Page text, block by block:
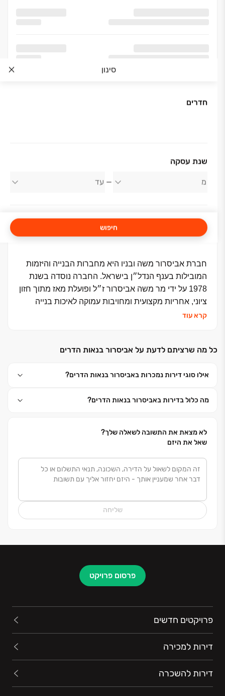
סינון
חדרים
שנת עסקה
חיפוש
אודות החברה
אביסרור משה ובניו
חברת אביסרור משה ובניו היא מחברות הבנייה והיזמות
המובילות בענף הנדל״ן בישראל. החברה נוסדה בשנת
1978 על ידי מר משה אביסרור ז״ל ופועלת מאז מתוך חזון
ציוני, אחריות מקצועית ומחויבות עמוקה לאיכות בנייה
בלתי מתפשרת.
פרויקטי מגורים, התחדשות עירונית, "מחיר למשתכן",
הבנייה האיכותית בישראל, ומקפידה על מצוינות מקצועית
בקרת האיכות, השקיפות וטכנולוגיות הבנייה המתקדמות
הובילו להענקת תו התקן הבינלאומי
למגורים ברחבי הארץ, תוך הקפדה על הסטנדרטים
הגבוהים והמחמירים ביותר בענף.
קרא עוד
כל מה שרציתם לדעת על אביסרור בנאות הדרים
אילו סוגי דירות נמכרות באביסרור בנאות הדרים?
מה כלול בדירות באביסרור בנאות הדרים?
לא מצאת את התשובה לשאלה שלך?
שאל את היזם
שליחה
פרסום פרויקט
פרויקטים חדשים
דירות למכירה
דירות להשכרה